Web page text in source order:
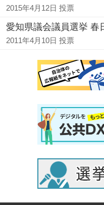
2015年4月12日 投票
愛知県議会議員選挙 春
2011年4月10日 投票